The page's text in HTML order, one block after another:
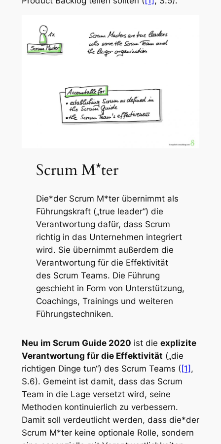
Scrum M*ter
Die*der Scrum M*ter übernimmt als
Führungskraft („true leader“) die
Verantwortung dafür, dass Scrum
richtig in das Unternehmen integriert
wird. Sie übernimmt außerdem die
Verantwortung für die Effektivität
des Scrum Teams. Die Führung
geschieht in Form von Unterstützung,
Coachings, Trainings und weiteren
Führungstechniken.
Neu im Scrum Guide 2020 ist die explizite
Verantwortung für die Effektivität („die
richtigen Dinge tun“) des Scrum Teams ( [1] ,
S.6). Gemeint ist damit, dass das Scrum
Team in die Lage versetzt wird, seine
Methoden kontinuierlich zu verbessern.
Damit soll verdeutlicht werden, dass die*der
Scrum M*ter keine optionale Rolle, sondern